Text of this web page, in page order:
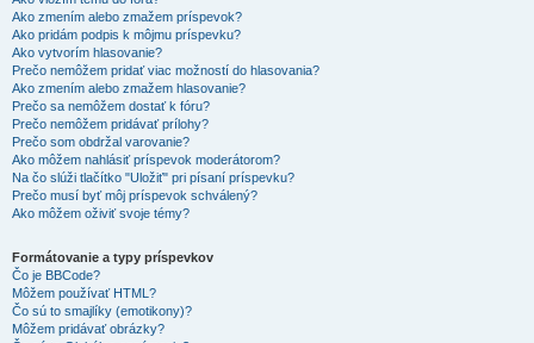
Ako zmením alebo zmažem príspevok?
Ako pridám podpis k môjmu príspevku?
Ako vytvorím hlasovanie?
Prečo nemôžem pridať viac možností do hlasovania?
Ako zmením alebo zmažem hlasovanie?
Prečo sa nemôžem dostať k fóru?
Prečo nemôžem pridávať prílohy?
Prečo som obdržal varovanie?
Ako môžem nahlásiť príspevok moderátorom?
Na čo slúži tlačítko "Uložiť" pri písaní príspevku?
Prečo musí byť môj príspevok schválený?
Ako môžem oživiť svoje témy?
Formátovanie a typy príspevkov
Čo je BBCode?
Môžem používať HTML?
Čo sú to smajlíky (emotikony)?
Môžem pridávať obrázky?